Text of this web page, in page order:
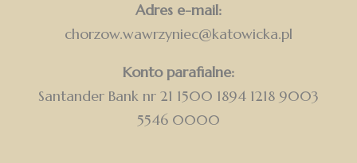
Adres e-mail:
chorzow.wawrzyniec@katowicka.pl
Konto parafialne:
Santander Bank nr 21 1500 1894 1218 9003
5546 0000